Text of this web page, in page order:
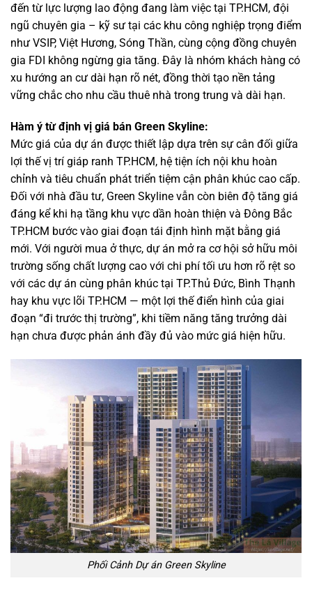
đến từ lực lượng lao động đang làm việc tại TP.HCM, đội
ngũ chuyên gia – kỹ sư tại các khu công nghiệp trọng điểm
như VSIP, Việt Hương, Sóng Thần, cùng cộng đồng chuyên
gia FDI không ngừng gia tăng. Đây là nhóm khách hàng có
xu hướng an cư dài hạn rõ nét, đồng thời tạo nền tảng
vững chắc cho nhu cầu thuê nhà trong trung và dài hạn.
Hàm ý từ định vị giá bán Green Skyline:
Mức giá của dự án được thiết lập dựa trên sự cân đối giữa
lợi thế vị trí giáp ranh TP.HCM, hệ tiện ích nội khu hoàn
chỉnh và tiêu chuẩn phát triển tiệm cận phân khúc cao cấp.
Đối với nhà đầu tư, Green Skyline vẫn còn biên độ tăng giá
đáng kể khi hạ tầng khu vực dần hoàn thiện và Đông Bắc
TP.HCM bước vào giai đoạn tái định hình mặt bằng giá
mới. Với người mua ở thực, dự án mở ra cơ hội sở hữu môi
trường sống chất lượng cao với chi phí tối ưu hơn rõ rệt so
với các dự án cùng phân khúc tại TP.Thủ Đức, Bình Thạnh
hay khu vực lõi TP.HCM — một lợi thế điển hình của giai
đoạn “đi trước thị trường”, khi tiềm năng tăng trưởng dài
hạn chưa được phản ánh đầy đủ vào mức giá hiện hữu.
Phối Cảnh Dự án Green Skyline